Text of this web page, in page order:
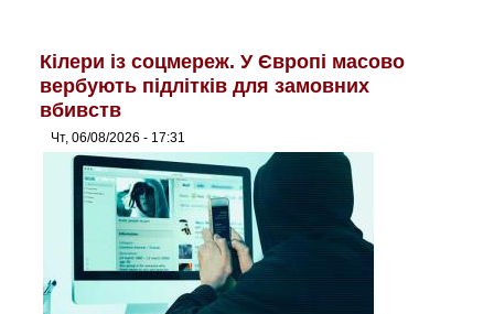
Кілери із соцмереж. У Європі масово
вербують підлітків для замовних
вбивств
Чт, 06/08/2026 - 17:31